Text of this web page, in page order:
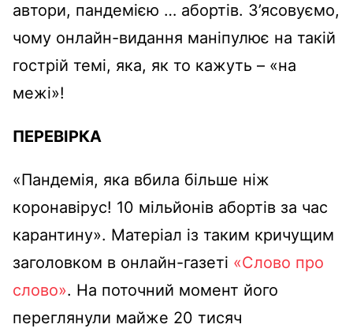
автори, пандемією … абортів. З’ясовуємо,
чому онлайн-видання маніпулює на такій
гострій темі, яка, як то кажуть – «на
межі»!
ПЕРЕВІРКА
«Пандемія, яка вбила більше ніж
коронавірус! 10 мільйонів абортів за час
карантину». Матеріал із таким кричущим
заголовком в онлайн-газеті «Слово про
слово». На поточний момент його
переглянули майже 20 тисяч